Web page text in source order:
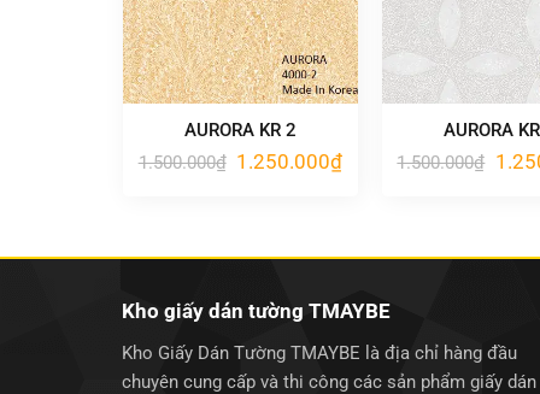
AURORA KR 2
1.500.000₫ Giá
1.250.000₫Giá
AURORA
1.500.000₫ Giá
Kho giấy dán tường TMAYBE
Kho Giấy Dán Tường TMAYBE là địa chỉ hàng đầu
chuyên cung cấp và thi công các sản phẩm giấy dán